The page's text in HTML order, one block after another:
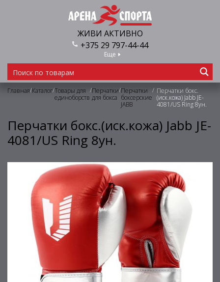
ЖИВИ АКТИВНО
+375 29 797-44-44
Еще
Главная/Каталог/Товары для
единоборств
/Перчатки
для бокса
/Перчатки
боксерские
JABB
/ Перчатки бокс.
(иск.кожа) Jabb JE-
4081/US Ring 8ун.
Перчатки бокс.(иск.кожа) Jabb JE-
4081/US Ring 8ун.